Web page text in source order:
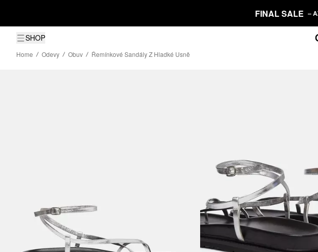
FINAL SALE –
SHOP
Home
Odevy Obuv Řemínkové Sandály Z Hladké Usně